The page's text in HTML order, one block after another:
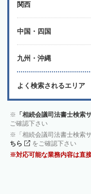
関西
中国・四国
九州・沖縄
よく検索されるエリア
「相続会議司法書士検索
ご確認下さい
「相続会議司法書士検索
ちら
をご確認下さい
対応可能な業務内容は直